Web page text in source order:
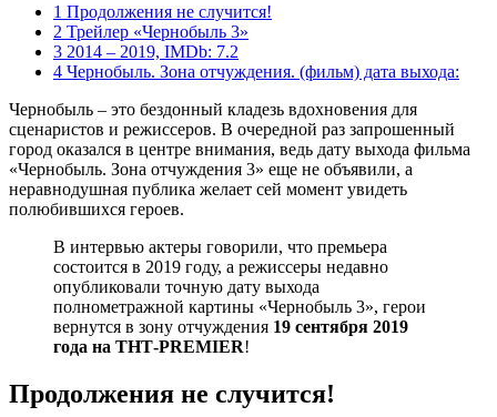
1 Продолжения не случится!
2 Трейлер «Чернобыль 3»
3 2014 – 2019, IMDb: 7.2
4 Чернобыль. Зона отчуждения. (фильм) дата выхода:
Чернобыль – это бездонный кладезь вдохновения для
сценаристов и режиссеров. В очередной раз запрошенный
город оказался в центре внимания, ведь дату выхода фильма
«Чернобыль. Зона отчуждения 3» еще не объявили, а
неравнодушная публика желает сей момент увидеть
полюбившихся героев.
В интервью актеры говорили, что премьера
состоится в 2019 году, а режиссеры недавно
опубликовали точную дату выхода
полнометражной картины «Чернобыль 3», герои
вернутся в зону отчуждения 19 сентября 2019
года на ТНТ-PREMIER!
Продолжения не случится!